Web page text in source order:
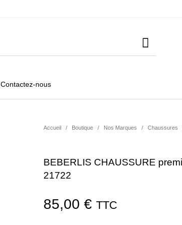
Contactez-nous
Accueil / Boutique / Nos Marques / Chaussures
BEBERLIS CHAUSSURE
21722
85,00 € TTC